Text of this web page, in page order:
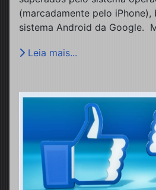
(marcadamente pelo
sistema Android da Google.
Leia mais...